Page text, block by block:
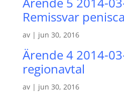
Remissvar
av | jun 30, 2016
Ärende 4 2014-
regionavtal
av | jun 30, 2016